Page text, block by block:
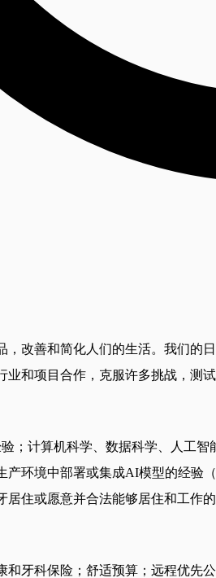
改善和简化人们的生活。我们的
和项目合作，克服许多挑战，测试
；计算机科学、数据科学、人工
环境中部署或集成AI模型的经验
住或愿意并合法能够居住和工作的
牙科保险；舒适预算；远程优